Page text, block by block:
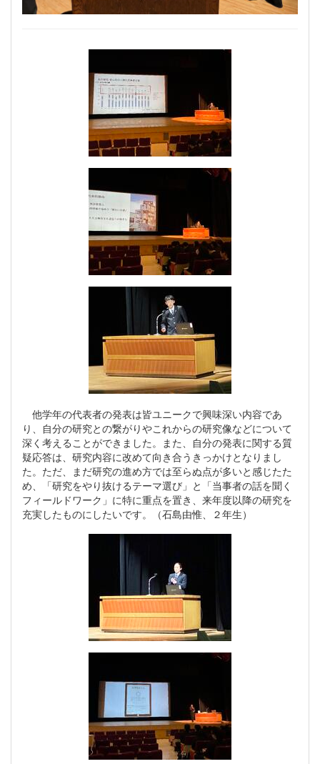
他学年の代表者の発表は皆ユニークで興味深い内容であ
り、自分の研究との繋がりやこれからの研究像などについて
深く考えることができました。また、自分の発表に関する質
疑応答は、研究内容に改めて向き合うきっかけとなりまし
た。ただ、まだ研究の進め方では至らぬ点が多いと感じたた
め、「研究をやり抜けるテーマ選び」と「当事者の話を聞く
フィールドワーク」に特に重点を置き、来年度以降の研究を
充実したものにしたいです。（石島由惟、２年生）